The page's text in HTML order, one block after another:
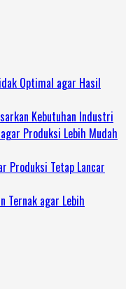
Optimal agar Hasil
Kebutuhan Industri
Produksi Lebih Mudah
Produksi Tetap Lancar
Ternak agar Lebih